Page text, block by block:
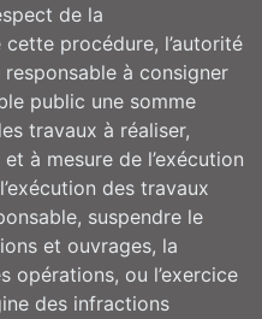
de la
procédure, l’autorité
à consigner
public une somme
travaux à réaliser,
à mesure de l’exécution
des travaux
suspendre le
et ouvrages, la
opérations, ou l’exercice
des infractions